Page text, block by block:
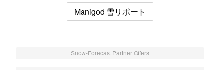
Manigod 雪リポート
Snow-Forecast Partner Offers